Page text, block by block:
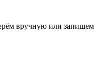
вручную или запишем